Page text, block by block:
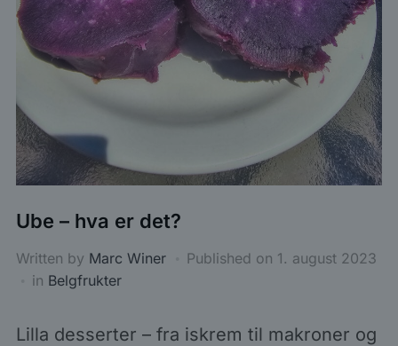
Ube – hva er det?
Written by Marc Winer Published on 1. august 2023
in Belgfrukter
Lilla desserter – fra iskrem til makroner og